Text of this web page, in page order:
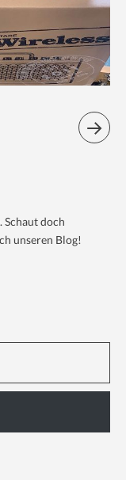
Schaut doch
unseren Blog!